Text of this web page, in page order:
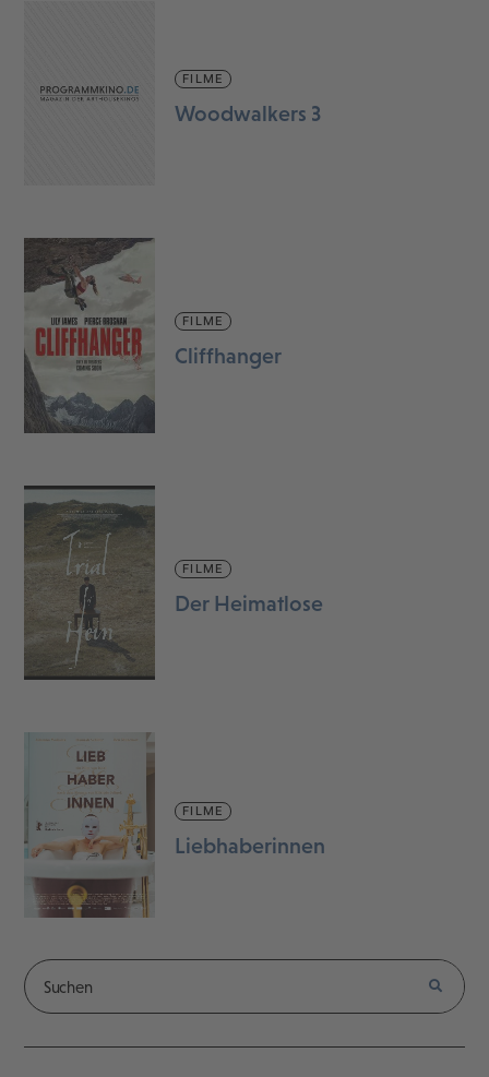
FILME
Woodwalkers 3
FILME
Cliffhanger
FILME
Der Heimatlose
FILME
Liebhaberinnen